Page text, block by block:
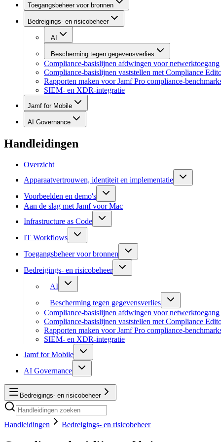
Toegangsbeheer voor bronnen
Bedreigings- en risicobeheer
AI
Bescherming tegen gegevensverlies
Compliance-basislijnen afdwingen voor netwerktoegang
Compliance-basislijnen vaststellen met Compliance
Rapporten maken voor Jamf Pro compliance-
SIEM- en XDR-integratie
Jamf for Mobile
AI Governance
Handleidingen
Overzicht
Apparaatvertrouwen, identiteit en implementatie
Voorbeelden en demo's
Aan de slag met Jamf voor Mac
Infrastructure as Code
IT Workflows
Toegangsbeheer voor bronnen
Bedreigings- en risicobeheer
AI
Bescherming tegen gegevensverlies
Compliance-basislijnen afdwingen voor netwerktoegang
Compliance-basislijnen vaststellen met Compliance
Rapporten maken voor Jamf Pro compliance-
SIEM- en XDR-integratie
Jamf for Mobile
AI Governance
Bedreigings- en risicobeheer
Handleidingen Bedreigings- en risicobeheer